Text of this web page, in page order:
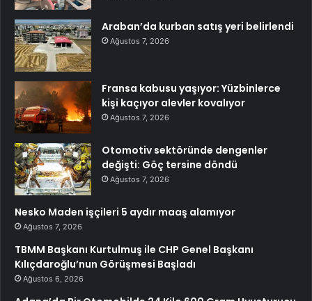
Araban’da kurban satış yeri belirlendi
Ağustos 7, 2026
Fransa kabusu yaşıyor: Yüzbinlerce
kişi kaçıyor alevler kovalıyor
Ağustos 7, 2026
Otomotiv sektöründe dengenler
değişti: Göç tersine döndü
Ağustos 7, 2026
Nesko Maden işçileri 5 aydır maaş alamıyor
Ağustos 7, 2026
TBMM Başkanı Kurtulmuş ile CHP Genel Başkanı
Kılıçdaroğlu’nun Görüşmesi Başladı
Ağustos 6, 2026